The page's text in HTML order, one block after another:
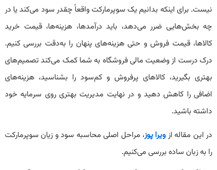
نیست. برای اینکه بدانیم یک سوپرمارکت واقعاً چقدر سود می‌کند یا در
چه بخش‌هایی ضرر می‌دهد، باید درآمدها، هزینه‌ها، قیمت خرید
کالاها، قیمت فروش و حتی هزینه‌های پنهان را به‌دقت بررسی کنیم.
درک درست از وضعیت مالی فروشگاه به شما کمک می‌کند تصمیم‌های
بهتری بگیرید، کالاهای پرفروش و کم‌سود را بشناسید، هزینه‌های
اضافی را کاهش دهید و در نهایت مدیریت بهتری روی سرمایه خود
داشته باشید.
در این مقاله از ویرا پوز، مراحل اصلی محاسبه سود و زیان سوپرمارکت
را به زبان ساده بررسی می‌کنیم.